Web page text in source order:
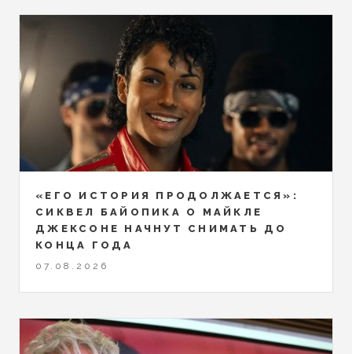
«ЕГО ИСТОРИЯ ПРОДОЛЖАЕТСЯ»:
СИКВЕЛ БАЙОПИКА О МАЙКЛЕ
ДЖЕКСОНЕ НАЧНУТ СНИМАТЬ ДО
КОНЦА ГОДА
07.08.2026